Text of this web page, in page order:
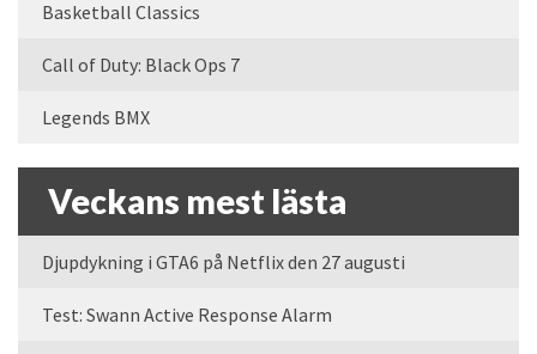
Basketball Classics
Call of Duty: Black Ops 7
Legends BMX
Veckans mest lästa
Djupdykning i GTA6 på Netflix den 27 augusti
Test: Swann Active Response Alarm